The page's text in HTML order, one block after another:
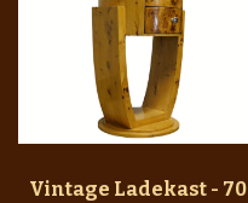
Vintage Ladekast - 70